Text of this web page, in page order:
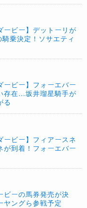
ービー】デットーリが
乗決定！ソサエティ
ービー】フォーエバー
存在…坂井瑠星騎手が
る
ービー】フィアースネ
が到着！フォーエバー
ビーの馬券発売が決
ヤングら参戦予定